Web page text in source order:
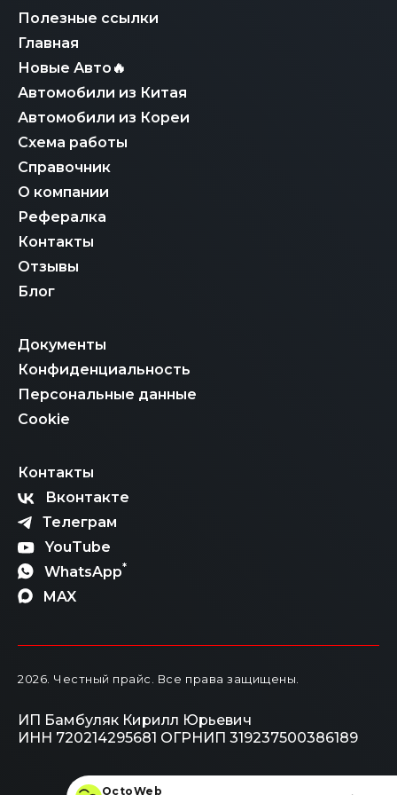
на учет в России.
Полезные ссылки
Главная
Новые Авто🔥
Автомобили из Китая
Автомобили из Кореи
Схема работы
Справочник
О компании
Рефералка
Контакты
Отзывы
Блог
Документы
Конфиденциальность
Персональные данные
Cookie
Контакты
Вконтакте
Телеграм
YouTube
WhatsApp*
MAX
2026 . Честный прайс. Все права защищены.
ИП Бамбуляк Кирилл Юрьевич
ИНН 720214295681 ОГРНИП 319237500386189
OctoWeb